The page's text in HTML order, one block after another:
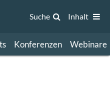
Konferenzen Webinare
Suche Inhalt